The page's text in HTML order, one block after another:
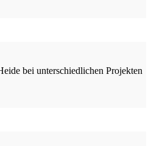
bei unterschiedlichen Projekten